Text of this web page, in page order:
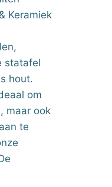
Keramiek
statafel
hout.
om
maar ook
te